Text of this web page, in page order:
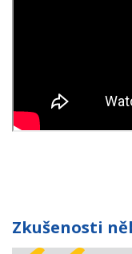
Zkušenosti